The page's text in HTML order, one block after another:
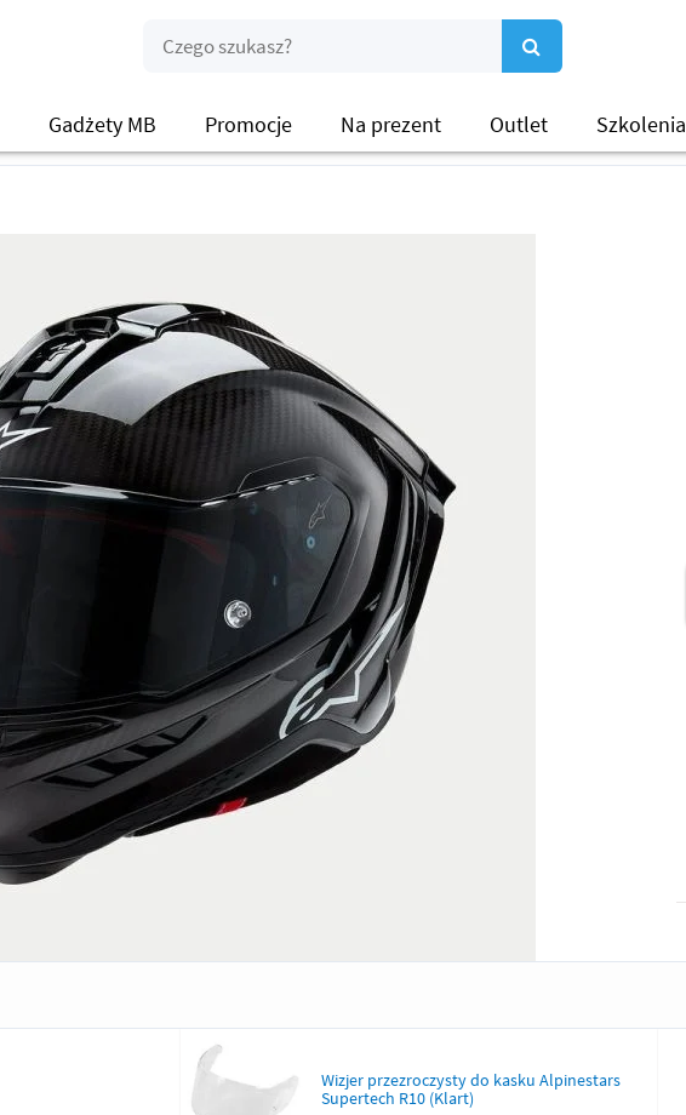
Gadżety MB Promocje Na prezent Outlet Szkolenia
Wizjer przezroczysty do kasku Alpinestars
Supertech R10 (Klart)